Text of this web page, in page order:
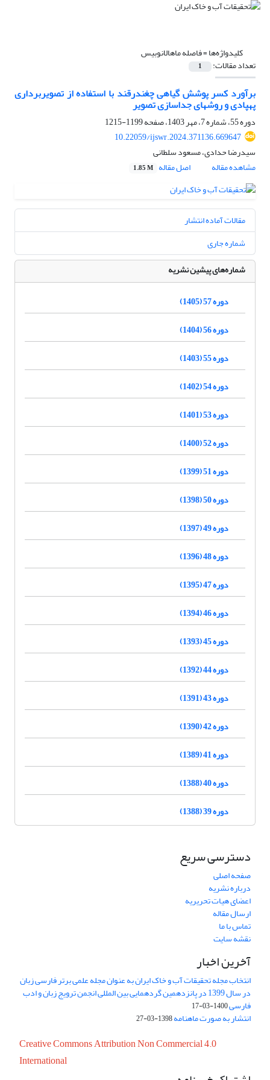
کلیدواژه‌ها =فاصله ماهالانوبیس
تعداد مقالات: 1
برآورد کسر پوشش گیاهی چغندرقند با استفاده از تصویربرداری
پهپادی و روش‏های جداسازی تصویر
دوره 55، شماره 7، مهر 1403، صفحه
1199-1215
10.22059/ijswr.2024.371136.669647
سیدرضا حدادی، مسعود سلطانی
مشاهده مقاله
اصل مقاله 1.85 M
مقالات آماده انتشار
شماره جاری
شماره‌های پیشین نشریه
دوره 57 (1405)
دوره 56 (1404)
دوره 55 (1403)
دوره 54 (1402)
دوره 53 (1401)
دوره 52 (1400)
دوره 51 (1399)
دوره 50 (1398)
دوره 49 (1397)
دوره 48 (1396)
دوره 47 (1395)
دوره 46 (1394)
دوره 45 (1393)
دوره 44 (1392)
دوره 43 (1391)
دوره 42 (1390)
دوره 41 (1389)
دوره 40 (1388)
دوره 39 (1388)
دسترسی سریع
صفحه اصلی
درباره نشریه
اعضای هیات تحریریه
ارسال مقاله
تماس با ما
نقشه سایت
آخرین اخبار
انتخاب مجله تحقیقات آب و خاک ایران به عنوان مجله علمی برتر فارسی زبان
در سال 1399 در پانزدهمین گردهمایی بین المللی انجمن ترویج زبان و ادب
فارسی1400-03-17
انتشار به صورت ماهنامه1398-03-27
Creative Commons Attribution Non Commercial 4.0
International